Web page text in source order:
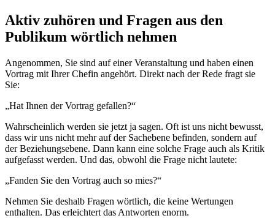
Aktiv zuhören und Fragen aus den
Publikum wörtlich nehmen
Angenommen, Sie sind auf einer Veranstaltung und haben einen
Vortrag mit Ihrer Chefin angehört. Direkt nach der Rede fragt sie
Sie:
„Hat Ihnen der Vortrag gefallen?“
Wahrscheinlich werden sie jetzt ja sagen. Oft ist uns nicht bewusst,
dass wir uns nicht mehr auf der Sachebene befinden, sondern auf
der Beziehungsebene. Dann kann eine solche Frage auch als Kritik
aufgefasst werden. Und das, obwohl die Frage nicht lautete:
„Fanden Sie den Vortrag auch so mies?“
Nehmen Sie deshalb Fragen wörtlich, die keine Wertungen
enthalten. Das erleichtert das Antworten enorm.